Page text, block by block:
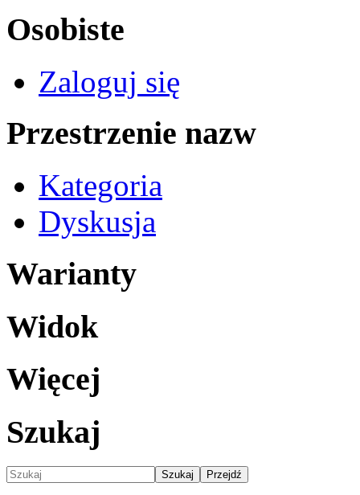
Osobiste
Zaloguj się
Przestrzenie nazw
Kategoria
Dyskusja
Warianty
Widok
Więcej
Szukaj